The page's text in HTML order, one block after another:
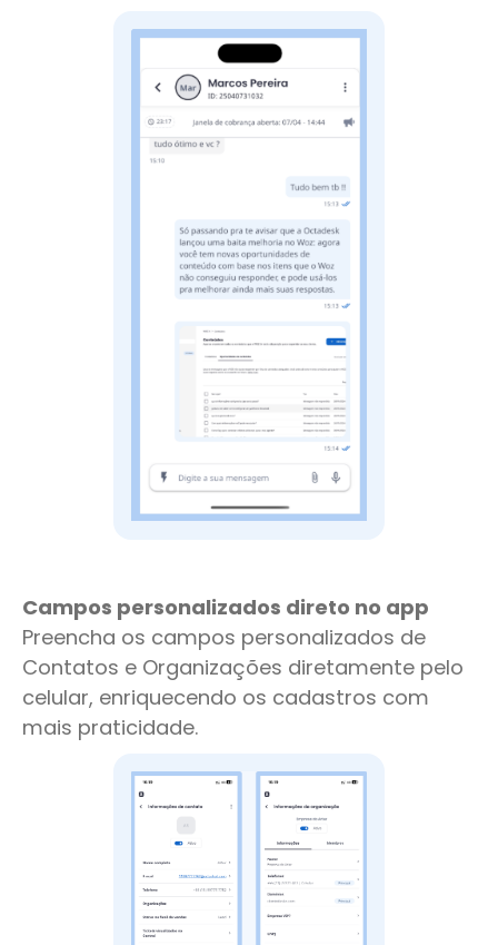
Campos personalizados direto no app
Preencha os campos personalizados de
Contatos e Organizações diretamente pelo
celular, enriquecendo os cadastros com
mais praticidade.